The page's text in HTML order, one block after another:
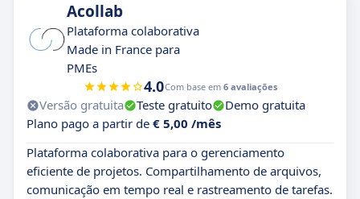
Acollab
Plataforma colaborativa
Made in France para
PMEs
4.0Com base em 6 avaliações
Versão gratuita Teste gratuito
Demo gratuita
Plano pago a partir de € 5,00 /mês
Plataforma colaborativa para o gerenciamento
eficiente de projetos. Compartilhamento de arquivos,
comunicação em tempo real e rastreamento de tarefas.